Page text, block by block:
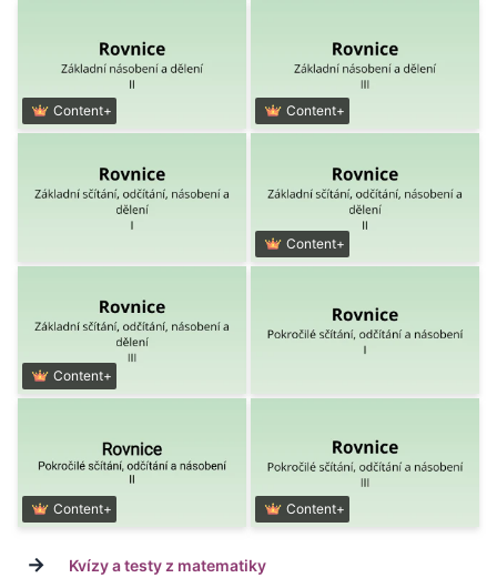
Content+ Content+
Content+
Content+
Content+ Content+
→ Kvízy a testy z matematiky